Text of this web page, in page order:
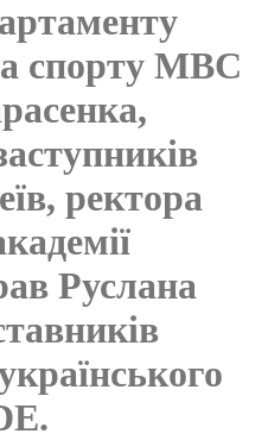
спорту МВС
ректора
Руслана